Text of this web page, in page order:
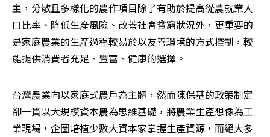
主，分散且多樣化的農作項目除了有助於提高從農就業人
口比率、降低生產風險、改善社會貧窮狀況外，更重要的
是家庭農業的生產過程較易於以友善環境的方式控制，較
能提供消費者充足、豐富、健康的選擇。
台灣農業向以家庭式農戶為主體，然而陳保基的政策制定
卻一貫以大規模資本農為思維基礎，將農業生產想像為工
業現場，企圖培植少數大資本家掌握生產資源，而絕大多